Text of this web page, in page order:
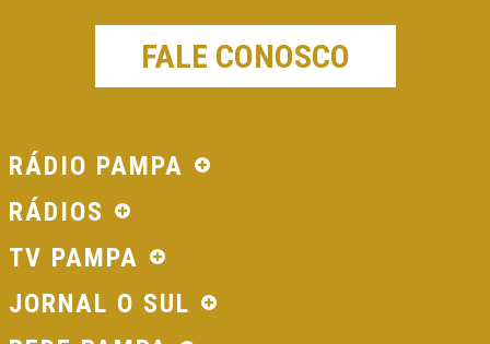
FALE CONOSCO
RÁDIO PAMPA
RÁDIOS
TV PAMPA
JORNAL O SUL